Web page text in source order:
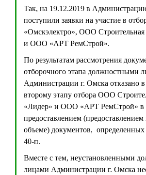
Так, на 19.12.2019 в
поступили заявки на участие в
«Омскэлектро», ООО
и ООО «АРТ РемСтрой».
По результатам рассмотрения
отборочного этапа должностными
Администрации г. Омска отказано в
второму этапу отбора ООО
«Лидер» и ООО «АРТ РемСтрой» в
предоставлением
объеме) документов,
40-п.
Вместе с тем, неустановленными
лицами Администрации г. Омска